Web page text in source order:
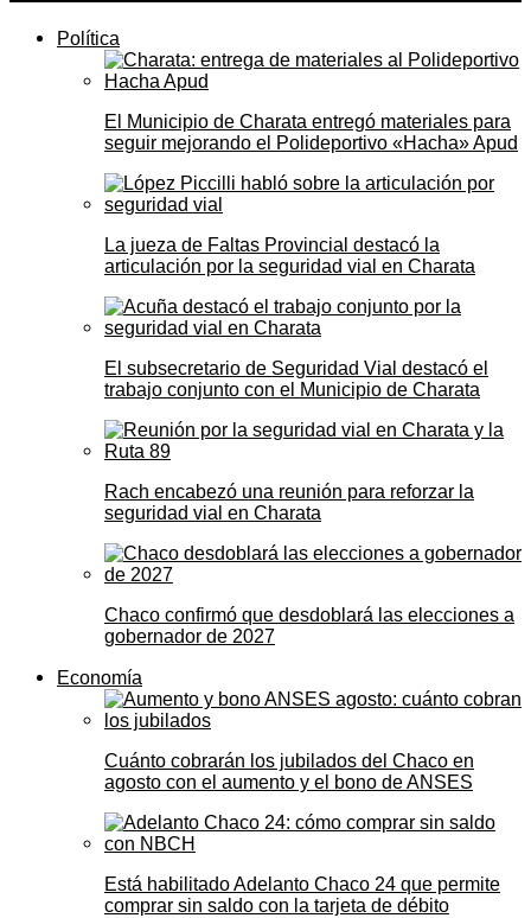
Política
El Municipio de Charata entregó materiales para
seguir mejorando el Polideportivo «Hacha» Apud
La jueza de Faltas Provincial destacó la
articulación por la seguridad vial en Charata
El subsecretario de Seguridad Vial destacó el
trabajo conjunto con el Municipio de Charata
Rach encabezó una reunión para reforzar la
seguridad vial en Charata
Chaco confirmó que desdoblará las elecciones a
gobernador de 2027
Economía
Cuánto cobrarán los jubilados del Chaco en
agosto con el aumento y el bono de ANSES
Está habilitado Adelanto Chaco 24 que permite
comprar sin saldo con la tarjeta de débito